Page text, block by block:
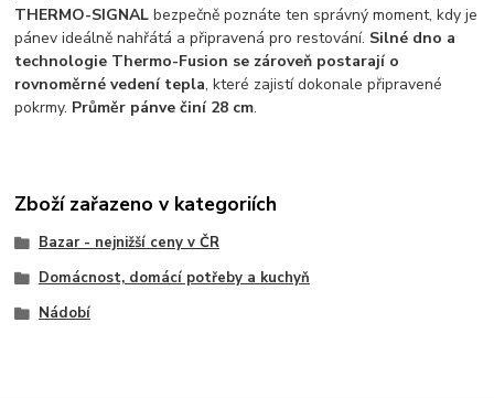
THERMO-SIGNAL bezpečně poznáte ten správný moment, kdy je
pánev ideálně nahřátá a připravená pro restování. Silné dno a
technologie Thermo-Fusion se zároveň postarají o
rovnoměrné vedení tepla, které zajistí dokonale připravené
pokrmy. Průměr pánve činí 28 cm.
Zboží zařazeno v kategoriích
Bazar - nejnižší ceny v ČR
Domácnost, domácí potřeby a kuchyň
Nádobí